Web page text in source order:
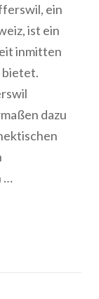
ein
ist ein
inmitten
bietet.
dazu
…